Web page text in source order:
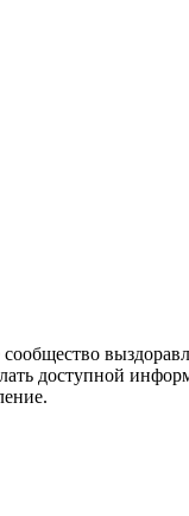
доступной